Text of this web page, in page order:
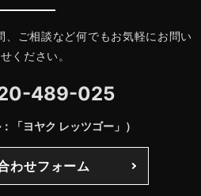
、ご相談など何でもお気軽にお問い
ください。
489-025
「ヨヤク レッツゴー」）
わせフォーム